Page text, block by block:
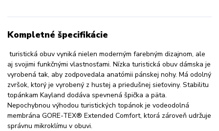
Kompletné špecifikácie
turistická obuv vyniká nielen moderným farebným dizajnom, ale
aj svojimi funkčnými vlastnosťami. Nízka turistická obuv dámska je
vyrobená tak, aby zodpovedala anatómii pánskej nohy. Má odolný
zvršok, ktorý je vyrobený z hustej a priedušnej sieťoviny. Stabilitu
topánkam Kayland dodáva spevnená špička a päta.
Nepochybnou výhodou turistických topánok je vodeodolná
membrána GORE-TEX® Extended Comfort, ktorá zároveň udržuje
správnu mikroklímu v obuvi.